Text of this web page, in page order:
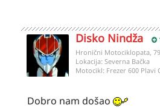
Disko Nindža
Hronični Motociklopata,
Lokacija: Severna Bačka
Motocikl: Frezer 600 Plavi
Dobro nam došao